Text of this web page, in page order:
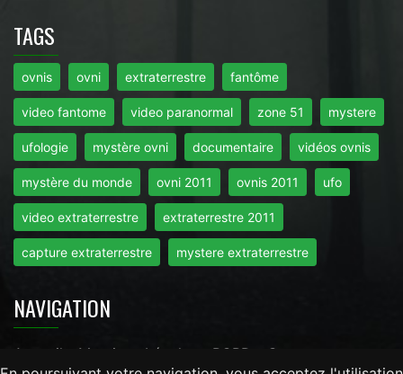
TAGS
ovnis ovni extraterrestre fantôme
video fantome video paranormal zone 51 mystere
ufologie mystère ovni documentaire vidéos ovnis
mystère du monde ovni 2011 ovnis 2011 ufo
video extraterrestre extraterrestre 2011
capture extraterrestre mystere extraterrestre
NAVIGATION
Accueil Mentions Légales RGPD Contact